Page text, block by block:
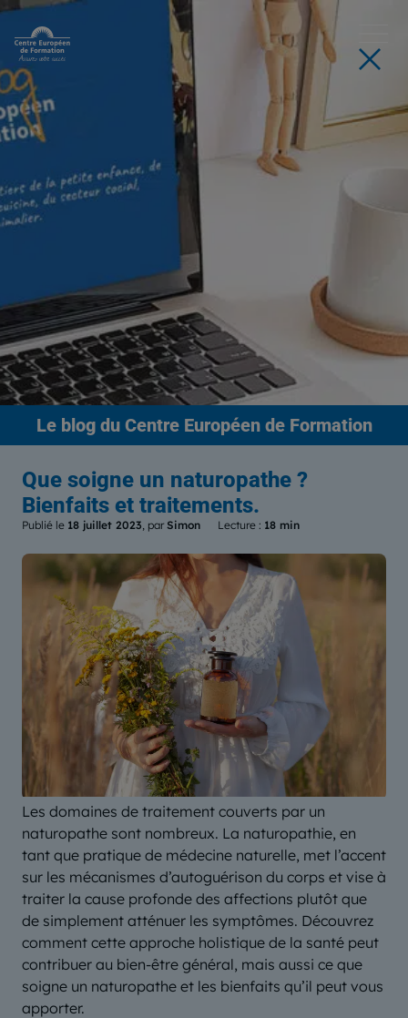
Le blogdu Centre Européen de Formation
Que soigne un naturopathe ?
Bienfaits et traitements.
Publié le 18 juillet 2023, par Simon Lecture : 18 min
Les domaines de traitement couverts par un
naturopathe sont nombreux. La naturopathie, en
tant que pratique de médecine naturelle, met l’accent
sur les mécanismes d’autoguérison du corps et vise à
traiter la cause profonde des affections plutôt que
de simplement atténuer les symptômes. Découvrez
comment cette approche holistique de la santé peut
contribuer au bien-être général, mais aussi ce que
soigne un naturopathe et les bienfaits qu’il peut vous
apporter.